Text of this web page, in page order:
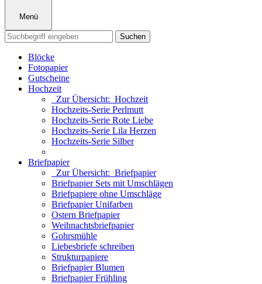
Menü
Suchen
Blöcke
Fotopapier
Gutscheine
Hochzeit
Zur Übersicht: Hochzeit
Hochzeits-Serie Perlmutt
Hochzeits-Serie Rote Liebe
Hochzeits-Serie Lila Herzen
Hochzeits-Serie Silber
Briefpapier
Zur Übersicht: Briefpapier
Briefpapier Sets mit Umschlägen
Briefpapiere ohne Umschläge
Briefpapier Unifarben
Ostern Briefpapier
Weihnachtsbriefpapier
Gohrsmühle
Liebesbriefe schreiben
Strukturpapiere
Briefpapier Blumen
Briefpapier Frühling